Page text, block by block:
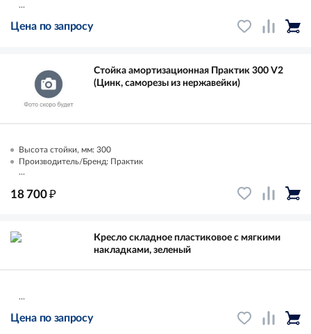
...
Цена по запросу
Стойка амортизационная Практик 300 V2
(Цинк, саморезы из нержавейки)
Высота стойки, мм: 300
Производитель/Бренд: Практик
...
18 700₽
Кресло складное пластиковое с мягкими
накладками, зеленый
...
Цена по запросу